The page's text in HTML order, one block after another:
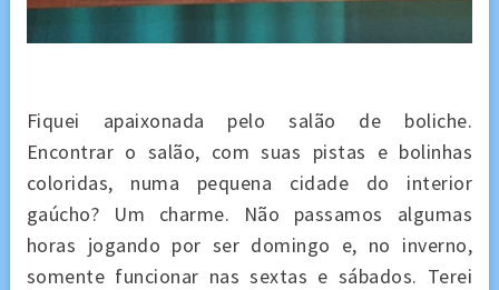
Fiquei apaixonada pelo salão de boliche.
Encontrar o salão, com suas pistas e bolinhas
coloridas, numa pequena cidade do interior
gaúcho? Um charme. Não passamos algumas
horas jogando por ser domingo e, no inverno,
somente funcionar nas sextas e sábados. Terei